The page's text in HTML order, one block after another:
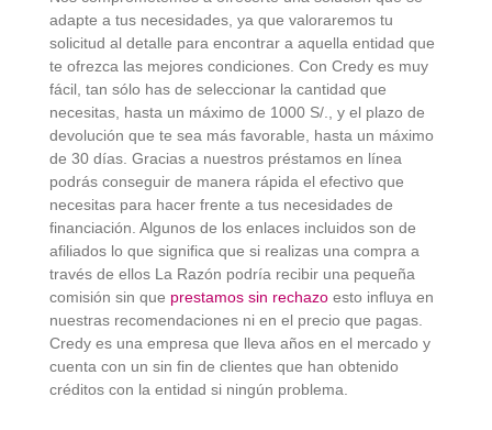
adapte a tus necesidades, ya que valoraremos tu
solicitud al detalle para encontrar a aquella entidad que
te ofrezca las mejores condiciones. Con Credy es muy
fácil, tan sólo has de seleccionar la cantidad que
necesitas, hasta un máximo de 1000 S/., y el plazo de
devolución que te sea más favorable, hasta un máximo
de 30 días. Gracias a nuestros préstamos en línea
podrás conseguir de manera rápida el efectivo que
necesitas para hacer frente a tus necesidades de
financiación. Algunos de los enlaces incluidos son de
afiliados lo que significa que si realizas una compra a
través de ellos La Razón podría recibir una pequeña
comisión sin que prestamos sin rechazo esto influya en
nuestras recomendaciones ni en el precio que pagas.
Credy es una empresa que lleva años en el mercado y
cuenta con un sin fin de clientes que han obtenido
créditos con la entidad si ningún problema.